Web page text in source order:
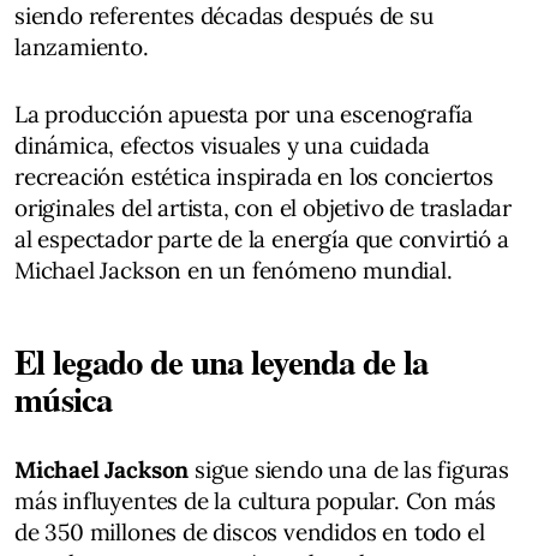
siendo referentes décadas después de su
lanzamiento.
La producción apuesta por una escenografía
dinámica, efectos visuales y una cuidada
recreación estética inspirada en los conciertos
originales del artista, con el objetivo de trasladar
al espectador parte de la energía que convirtió a
Michael Jackson en un fenómeno mundial.
El legado de una leyenda de la
música
Michael Jackson sigue siendo una de las figuras
más influyentes de la cultura popular. Con más
de 350 millones de discos vendidos en todo el